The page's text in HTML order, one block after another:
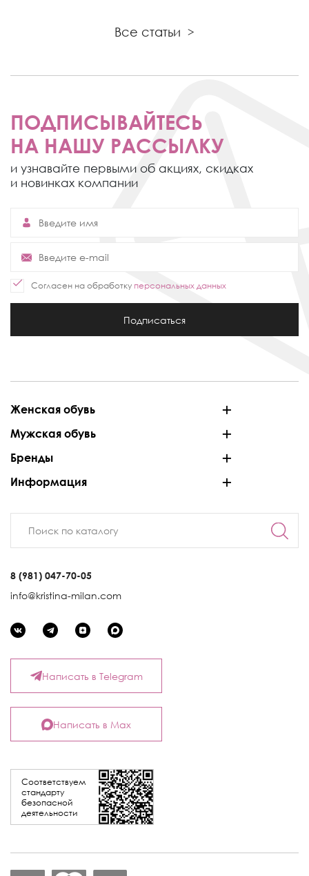
Все статьи >
ПОДПИСЫВАЙТЕСЬ
НА НАШУ РАССЫЛКУ
и узнавайте первыми об акциях, скидках
и новинках компании
Согласен на обработку персональных данных
Подписаться
Женская обувь
Мужская обувь
Бренды
Информация
8 (981) 047-70-05
info@kristina-milan.com
Соответствуем
стандарту
безопасной
деятельности
Написать в Telegram
Написать в Max